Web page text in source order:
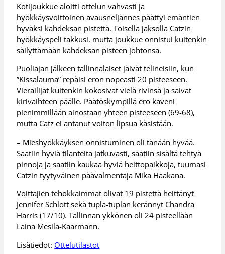
Kotijoukkue aloitti ottelun vahvasti ja
hyökkäysvoittoinen avausneljännes päättyi emäntien
hyväksi kahdeksan pistettä. Toisella jaksolla Catzin
hyökkäyspeli takkusi, mutta joukkue onnistui kuitenkin
säilyttämään kahdeksan pisteen johtonsa.
Puoliajan jälkeen tallinnalaiset jäivät telineisiin, kun
”Kissalauma” repäisi eron nopeasti 20 pisteeseen.
Vierailijat kuitenkin kokosivat vielä rivinsä ja saivat
kirivaihteen päälle. Päätöskympillä ero kaveni
pienimmillään ainostaan yhteen pisteeseen (69-68),
mutta Catz ei antanut voiton lipsua käsistään.
– Mieshyökkäyksen onnistuminen oli tänään hyvää.
Saatiin hyviä tilanteita jatkuvasti, saatiin sisältä tehtyä
pinnoja ja saatiin kaukaa hyviä heittopaikkoja, tuumasi
Catzin tyytyväinen päävalmentaja Mika Haakana.
Voittajien tehokkaimmat olivat 19 pistettä heittänyt
Jennifer Schlott sekä tupla-tuplan kerännyt Chandra
Harris (17/10). Tallinnan ykkönen oli 24 pisteellään
Laina Mesila-Kaarmann.
Lisätiedot: Ottelutilastot